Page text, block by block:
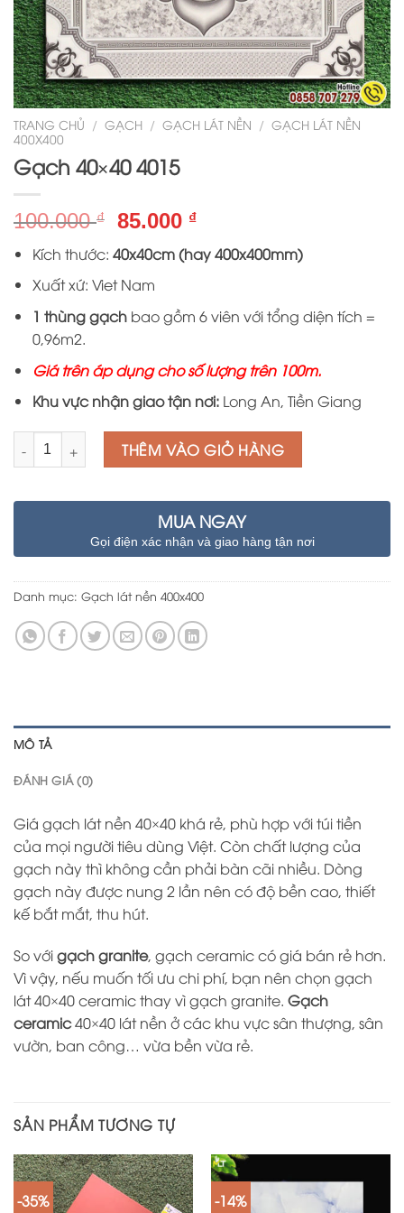
TRANG CHỦ / GẠCH / GẠCH LÁT NỀN / GẠCH LÁT NỀN
400X400
Gạch 40×40 4015
100.000₫
Giá
là:
100.000 ₫.
85.000 ₫Giá
tại
85.000 ₫.
Kích thước: 40x40cm (hay 400x400mm)
Xuất xứ: Viet Nam
1 thùng gạch bao gồm 6 viên với tổng diện tích =
0,96m2.
Giá trên áp dụng cho số lượng trên 100m.
Khu vực nhận giao tận nơi:Long An, Tiền Giang
Số lượng THÊM VÀO GIỎ HÀNG
MUA NGAY
Gọi điện xác nhận và giao hàng tận nơi
Danh mục: Gạch lát nền 400x400
MÔ TẢ
ĐÁNH GIÁ (0)
Giá gạch lát nền 40×40 khá rẻ, phù hợp với túi tiền
của mọi người tiêu dùng Việt. Còn chất lượng của
gạch này thì không cần phải bàn cãi nhiều. Dòng
gạch này được nung 2 lần nên có độ bền cao, thiết
kế bắt mắt, thu hút.
So vớigạch granite, gạch ceramic có giá bán rẻ hơn.
Vì vậy, nếu muốn tối ưu chi phí, bạn nên chọn gạch
lát 40×40 ceramic thay vì gạch granite. Gạch
ceramic40×40 lát nền ở các khu vực sân thượng, sân
vườn, ban công… vừa bền vừa rẻ.
SẢN PHẨM TƯƠNG TỰ
-35% -14%